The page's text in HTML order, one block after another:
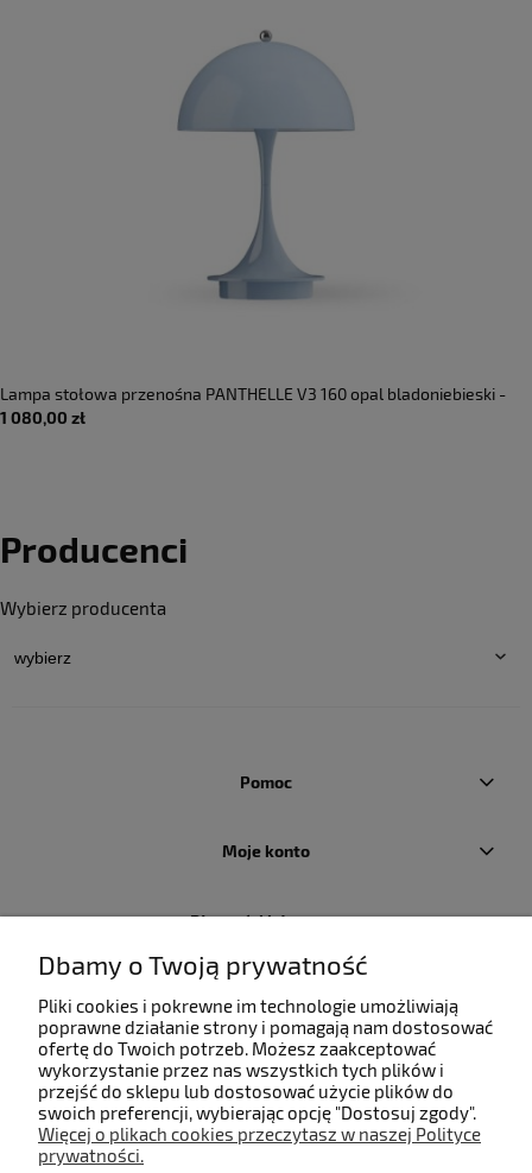
Lampa stołowa przenośna PANTHELLE V3 160 opal bladoniebieski -
LED 2.5W 2700K IP44 - LOUIS POULSEN
1 080,00 zł
Producenci
Wybierz producenta
Pomoc
Moje konto
Płatności i dostawa
O nas
Dbamy o Twoją prywatność
Pliki cookies i pokrewne im technologie umożliwiają
poprawne działanie strony i pomagają nam dostosować
ofertę do Twoich potrzeb. Możesz zaakceptować
wykorzystanie przez nas wszystkich tych plików i
przejść do sklepu lub dostosować użycie plików do
swoich preferencji, wybierając opcję "Dostosuj zgody".
Więcej o plikach cookies przeczytasz w naszej Polityce
prywatności.